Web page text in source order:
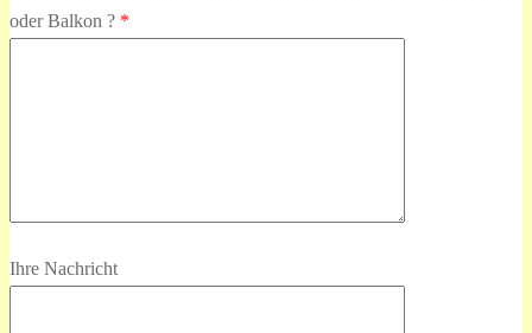
oder Balkon ? *
Ihre Nachricht